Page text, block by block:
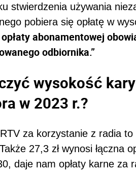
stwierdzenia używania
pobiera się opłatę w
abonamentowej
odbiornika.”
wysokość
w 2023 r.?
za korzystanie z radia
27,3 zł wynosi łączna
daje nam opłaty karne za